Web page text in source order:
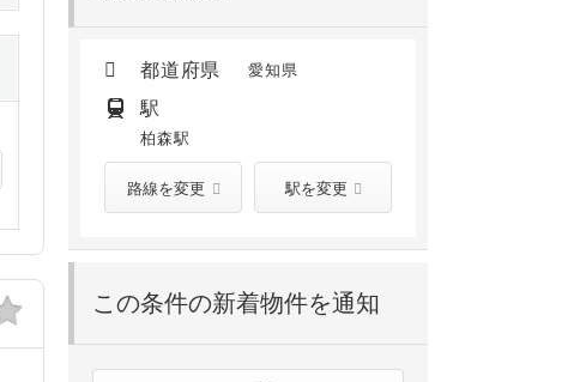
都道府県 愛知県
駅
柏森駅
路線を変更 駅を変更
この条件の新着物件を通知